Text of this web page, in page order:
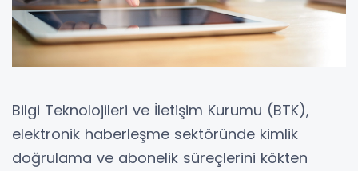
Bilgi Teknolojileri ve İletişim Kurumu (BTK),
elektronik haberleşme sektöründe kimlik
doğrulama ve abonelik süreçlerini kökten